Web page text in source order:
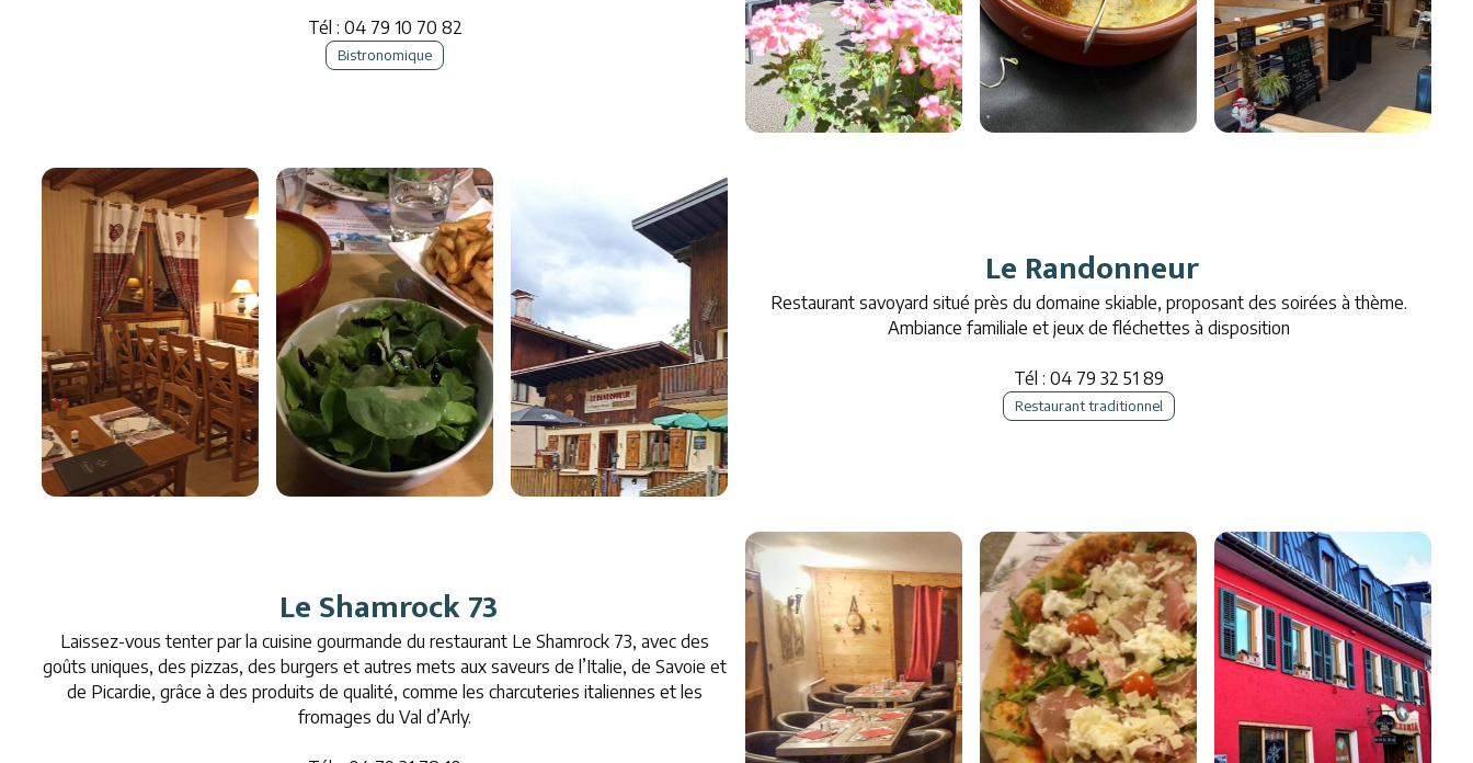
Tél : 04 79 10 70 82
Bistronomique
Le Randonneur
Restaurant savoyard situé près du domaine skiable, proposant des soirées à thème.
Ambiance familiale et jeux de fléchettes à disposition
Tél : 04 79 32 51 89
Restaurant traditionnel
Le Shamrock 73
Laissez-vous tenter par la cuisine gourmande du restaurant Le Shamrock 73, avec des
goûts uniques, des pizzas, des burgers et autres mets aux saveurs de l’Italie, de Savoie et
de Picardie, grâce à des produits de qualité, comme les charcuteries italiennes et les
fromages du Val d’Arly.